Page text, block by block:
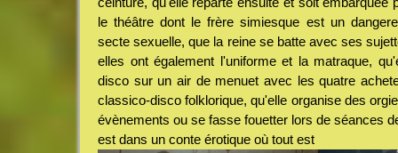
le théâtre dont le frère simiesque est un
secte sexuelle, que la reine se batte avec ses
elles ont également l'uniforme et la matraque,
disco sur un air de menuet avec les quatre
classico-disco folklorique, qu'elle organise des
évènements ou se fasse fouetter lors de séances
est dans un conte érotique où tout est